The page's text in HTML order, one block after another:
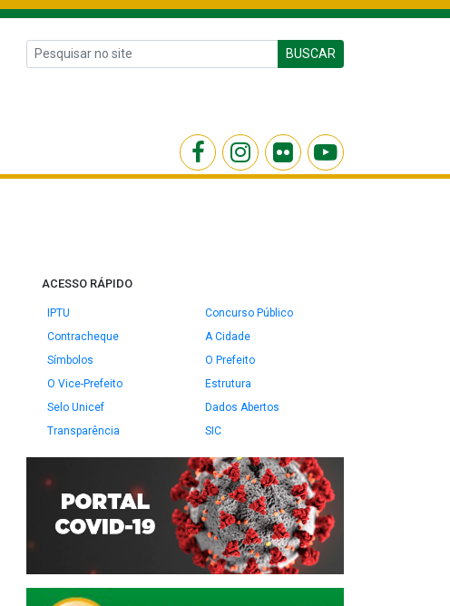
BUSCAR
ACESSO RÁPIDO
IPTU
Concurso Público
Contracheque
A Cidade
Símbolos
O Prefeito
O Vice-Prefeito
Estrutura
Selo Unicef
Dados Abertos
Transparência
SIC